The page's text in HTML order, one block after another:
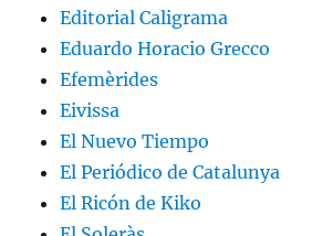
Editorial Caligrama
Eduardo Horacio Grecco
Efemèrides
Eivissa
El Nuevo Tiempo
El Periódico de Catalunya
El Ricón de Kiko